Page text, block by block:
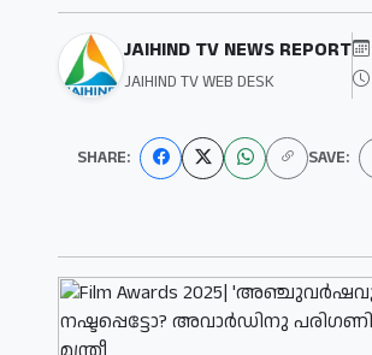
JAIHIND TV NEWS REPORT
JAIHIND TV WEB DESK
SHARE: SAVE: